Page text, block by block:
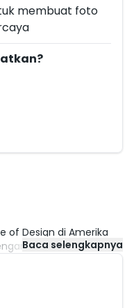
kesulitan pelatihan
dasar cenderung
membuat foto
of Design di Amerika
latar belakang
branding dari
yang mendesain
di Singapura, The
Baca selengkapnya